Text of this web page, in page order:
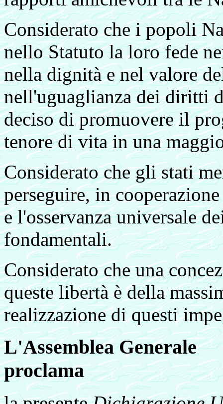
Considerato che i popoli
nello Statuto la loro fede
nella dignità e nel valore
nell'uguaglianza dei diritti
deciso di promuovere il
tenore di vita in una
Considerato che gli stati
perseguire, in
e l'osservanza universale
fondamentali.
Considerato che una
queste libertà è della
realizzazione di questi
L'Assemblea Generale
proclama